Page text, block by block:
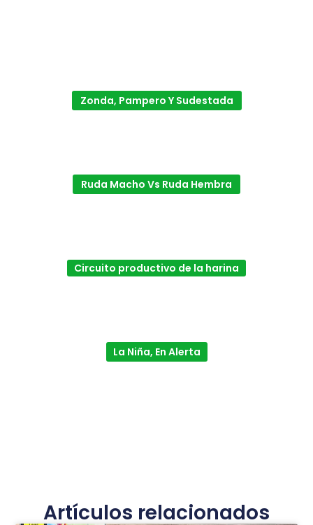
Zonda, Pampero Y Sudestada
Ruda Macho Vs Ruda Hembra
Circuito productivo de la harina
La Niña, En Alerta
Artículos relacionados